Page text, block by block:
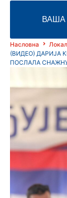
ВАША
Насловна
(ВИДЕО) ДАРИЈА
ПОСЛАЛА